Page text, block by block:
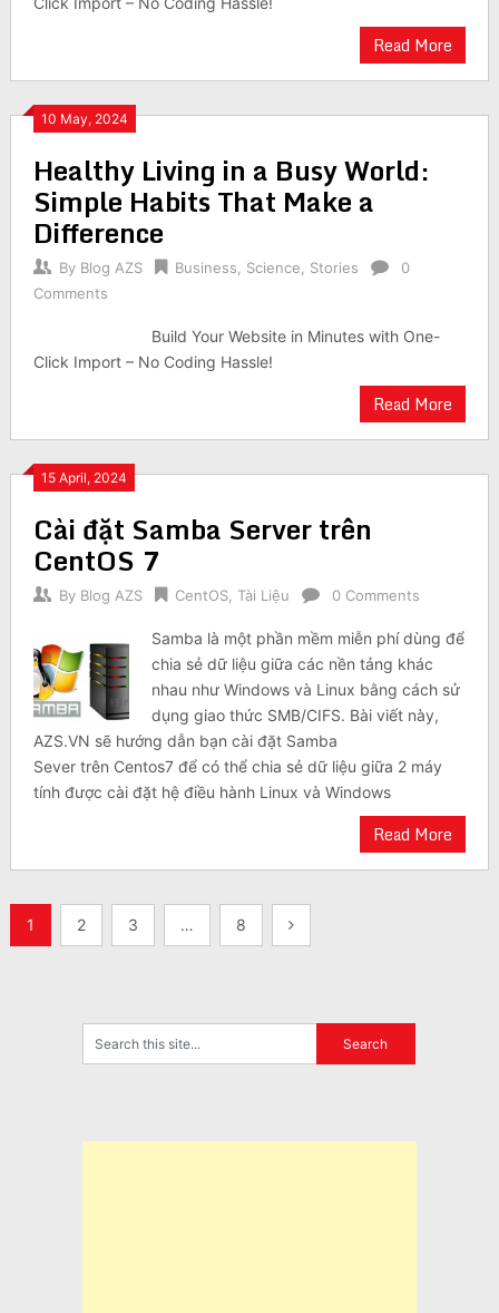
Read More
10 May, 2024
Healthy Living in a Busy World:
Simple Habits That Make a
Difference
By Blog AZS Business Science Stories
0
Comments
Build Your Website in Minutes with One-
Click Import – No Coding Hassle!
Read More
15 April, 2024
Cài đặt Samba Server trên
CentOS 7
By Blog AZS CentOS, Tài Liệu 0 Comments
Samba là một phần mềm miễn phí dùng để
chia sẻ dữ liệu giữa các nền tảng khác
nhau như Windows và Linux bằng cách sử
dụng giao thức SMB/CIFS. Bài viết này,
AZS.VN sẽ hướng dẫn bạn cài đặt Samba
Sever trên Centos7 để có thể chia sẻ dữ liệu giữa 2 máy
tính được cài đặt hệ điều hành Linux và Windows
Read More
Posts
1 2 3 … 8